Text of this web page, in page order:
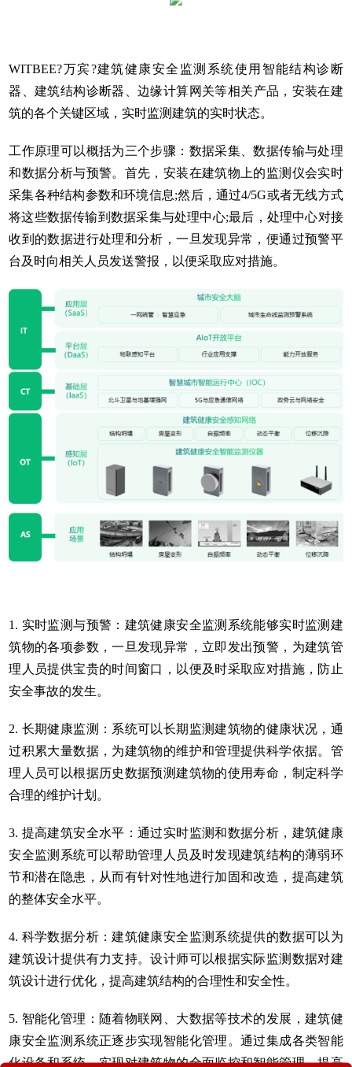
WITBEE?万宾?建筑健康安全监测系统使用 智能结构诊断
器 、建筑结构诊断器、边缘计算网关等相关产品，安装在建
筑的各个关键区域，实时监测建筑的实时状态。
工作原理可以概括为三个步骤：数据采集、数据传输与处理
和数据分析与预警。首先，安装在建筑物上的监测仪会实时
采集各种结构参数和环境信息;然后，通过4/5G或者无线方式
将这些数据传输到数据采集与处理中心;最后，处理中心对接
收到的数据进行处理和分析，一旦发现异常，便通过预警平
台及时向相关人员发送警报，以便采取应对措施。
1. 实时监测与预警：建筑健康安全监测系统能够实时监测建
筑物的各项参数，一旦发现异常，立即发出预警，为建筑管
理人员提供宝贵的时间窗口，以便及时采取应对措施，防止
安全事故的发生。
2. 长期健康监测：系统可以长期监测建筑物的健康状况，通
过积累大量数据，为建筑物的维护和管理提供科学依据。管
理人员可以根据历史数据预测建筑物的使用寿命，制定科学
合理的维护计划。
3. 提高建筑安全水平：通过实时监测和数据分析，建筑健康
安全监测系统可以帮助管理人员及时发现建筑结构的薄弱环
节和潜在隐患，从而有针对性地进行加固和改造，提高建筑
的整体安全水平。
4. 科学数据分析：建筑健康安全监测系统提供的数据可以为
建筑设计提供有力支持。设计师可以根据实际监测数据对建
筑设计进行优化，提高建筑结构的合理性和安全性。
5. 智能化管理：随着物联网、大数据等技术的发展，建筑健
康安全监测系统正逐步实现智能化管理。通过集成各类智能
化设备和系统，实现对建筑物的全面监控和智能管理，提高